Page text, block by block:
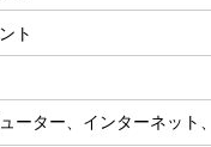
ト
ーター、インターネット